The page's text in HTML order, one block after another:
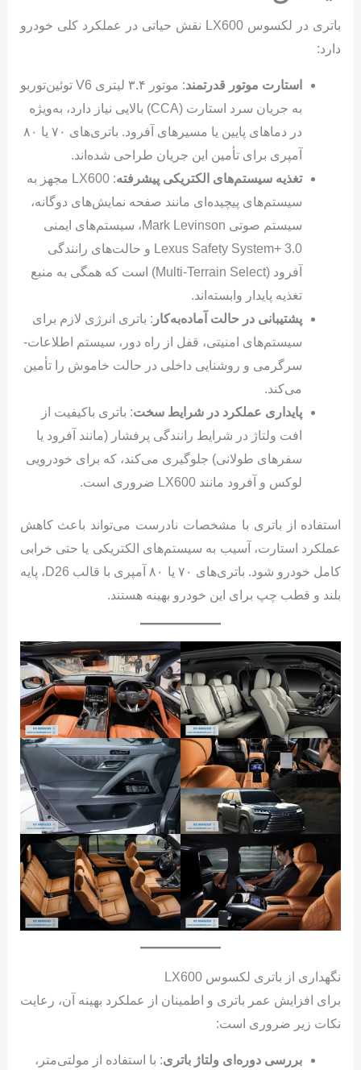
باتری در لکسوس LX600 نقش حیاتی در عملکرد کلی خودرو
دارد:
استارت موتور قدرتمند
: موتور ۳.۴ لیتری V6 توئین‌توربو
به جریان سرد استارت (CCA) بالایی نیاز دارد، به‌ویژه
در دماهای پایین یا مسیرهای آفرود. باتری‌های ۷۰ یا ۸۰
آمپری برای تأمین این جریان طراحی شده‌اند.
تغذیه سیستم‌های الکتریکی پیشرفته
: LX600 مجهز به
سیستم‌های پیچیده‌ای مانند صفحه نمایش‌های دوگانه،
سیستم صوتی Mark Levinson، سیستم‌های ایمنی
Lexus Safety System+ 3.0 و حالت‌های رانندگی
آفرود (Multi-Terrain Select) است که همگی به منبع
تغذیه پایدار وابسته‌اند.
پشتیبانی در حالت آماده‌به‌کار : باتری انرژی لازم برای
سیستم‌های امنیتی، قفل از راه دور، سیستم اطلاعات-
سرگرمی و روشنایی داخلی در حالت خاموش را تأمین
می‌کند.
پایداری عملکرد در شرایط سخت: باتری باکیفیت از
افت ولتاژ در شرایط رانندگی پرفشار (مانند آفرود یا
سفرهای طولانی) جلوگیری می‌کند، که برای خودرویی
لوکس و آفرود مانند LX600 ضروری است.
استفاده از باتری با مشخصات نادرست می‌تواند باعث کاهش
عملکرد استارت، آسیب به سیستم‌های الکتریکی یا حتی خرابی
کامل خودرو شود. باتری‌های ۷۰ یا ۸۰ آمپری با قالب D26، پایه
بلند و قطب چپ برای این خودرو بهینه هستند.
نگهداری از باتری لکسوس LX600
برای افزایش عمر باتری و اطمینان از عملکرد بهینه آن، رعایت
نکات زیر ضروری است:
بررسی دوره‌ای ولتاژ باتری: با استفاده از مولتی‌متر،